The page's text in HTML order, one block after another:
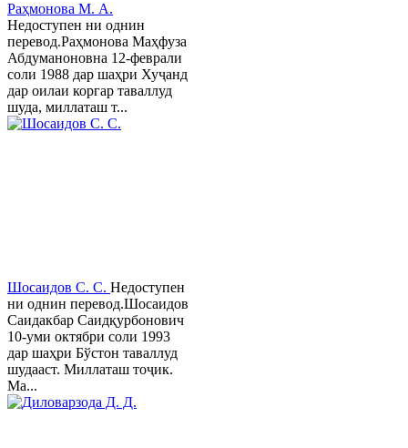
Раҳмонова М. А.
Недоступен ни однин
перевод.Раҳмонова Маҳфуза
Абдуманоновна 12-феврали
соли 1988 дар шаҳри Хуҷанд
дар оилаи коргар таваллуд
шуда, миллаташ т...
Шосаидов С. С. Недоступен
ни однин перевод.Шосаидов
Саидакбар Саидқурбонович
10-уми октябри соли 1993
дар шаҳри Бўстон таваллуд
шудааст. Миллаташ тоҷик.
Ма...